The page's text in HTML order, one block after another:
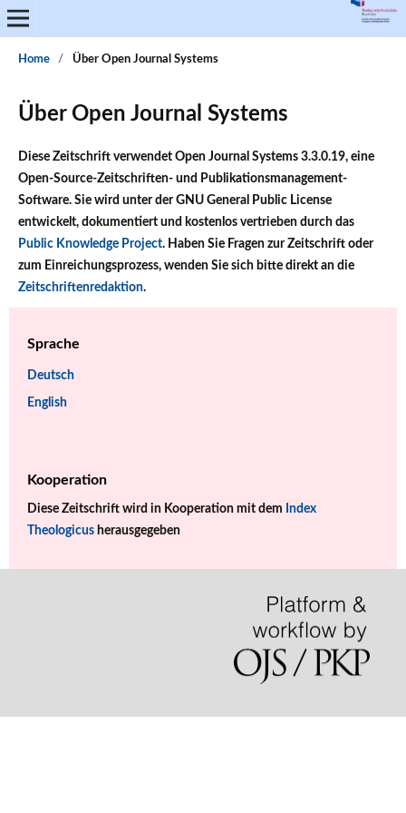
Home / Über Open Journal Systems
Über Open Journal Systems
Diese Zeitschrift verwendet Open Journal Systems 3.3.0.19, eine
Open-Source-Zeitschriften- und Publikationsmanagement-
Software. Sie wird unter der GNU General Public License
entwickelt, dokumentiert und kostenlos vertrieben durch das
Public Knowledge Project. Haben Sie Fragen zur Zeitschrift oder
zum Einreichungsprozess, wenden Sie sich bitte direkt an die
Zeitschriftenredaktion.
Sprache
Deutsch
English
Kooperation
Diese Zeitschrift wird in Kooperation mit dem Index
Theologicus herausgegeben